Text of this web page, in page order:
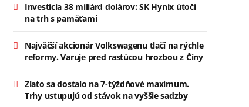
Investícia 38 miliárd dolárov: SK Hynix útočí
na trh s pamäťami
Najväčší akcionár Volkswagenu tlačí na rýchle
reformy. Varuje pred rastúcou hrozbou z Číny
Zlato sa dostalo na 7-týždňové maximum.
Trhy ustupujú od stávok na vyššie sadzby